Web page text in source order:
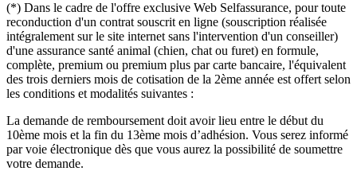
(*) Dans le cadre de l'offre exclusive Web Selfassurance, pour toute
reconduction d'un contrat souscrit en ligne (souscription réalisée
intégralement sur le site internet sans l'intervention d'un conseiller)
d'une assurance santé animal (chien, chat ou furet) en formule,
complète, premium ou premium plus par carte bancaire, l'équivalent
des trois derniers mois de cotisation de la 2ème année est offert selon
les conditions et modalités suivantes :
La demande de remboursement doit avoir lieu entre le début du
10ème mois et la fin du 13ème mois d’adhésion. Vous serez informé
par voie électronique dès que vous aurez la possibilité de soumettre
votre demande.